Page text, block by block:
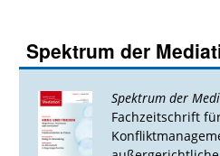
Spektrum der
Spektrum der
Fachzeitschrift